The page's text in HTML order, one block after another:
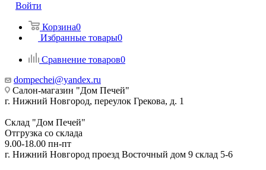
Войти
Корзина0
Избранные товары0
Сравнение товаров0
dompechei@yandex.ru
Салон-магазин "Дом Печей"
г. Нижний Новгород, переулок Грекова, д. 1
Склад "Дом Печей"
Отгрузка со склада
9.00-18.00 пн-пт
г. Нижний Новгород проезд Восточный дом 9 склад 5-6